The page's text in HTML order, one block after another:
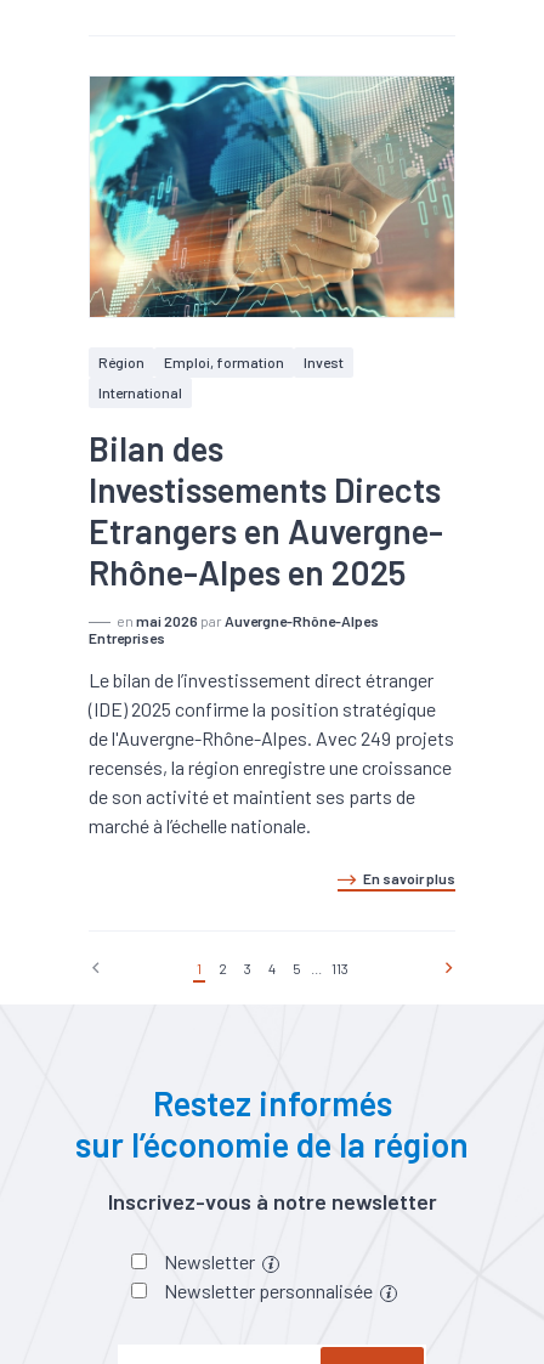
Région Emploi, formation
Invest
International
Bilan des
Investissements Directs
Etrangers en Auvergne-
Rhône-Alpes en 2025
en mai 2026 par Auvergne-Rhône-Alpes
Entreprises
Le bilan de l’investissement direct étranger
(IDE) 2025 confirme la position stratégique
de l'Auvergne-Rhône-Alpes. Avec 249 projets
recensés, la région enregistre une croissance
de son activité et maintient ses parts de
marché à l’échelle nationale.
En savoir plus
1 2 3 4 5 113
Restez informés
sur l’économie de la région
Inscrivez-vous à notre newsletter
Newsletter
Newsletter personnalisée